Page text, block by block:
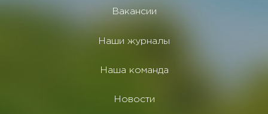
Вакансии
Наши журналы
Наша команда
Новости